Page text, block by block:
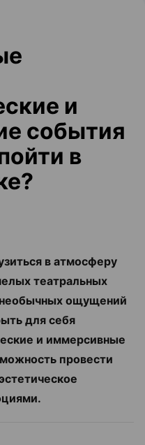
и
события
в
в атмосферу
театральных
ощущений
для себя
и иммерсивные
провести